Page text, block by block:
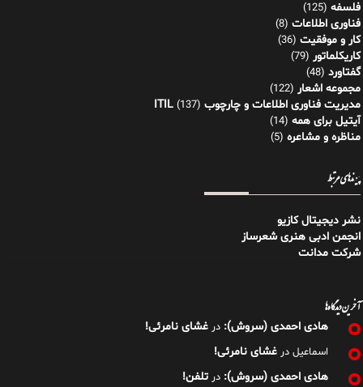
فلسفه (125)
فناوری اطلاعات (8)
کار و موفقیت (36)
کاریکلماتور (79)
گفتاورد (48)
مجموعه اشعار (122)
مدیریت فناوری اطلاعات و چارچوب ITIL (137)
آیتیل برای همه (14)
مناظره و مشاعره (5)
پیوندهای مرتبط
نشر دیجیتال کازیو
انجمن ادبی هنری شعرساز
شرکت مدانت
آخرین دیدگاه‌ها
هادی احمدی (سروش): در غشای نامرئی!
اسماعیل در غشای نامرئی!
هادی احمدی (سروش): در تلفن!